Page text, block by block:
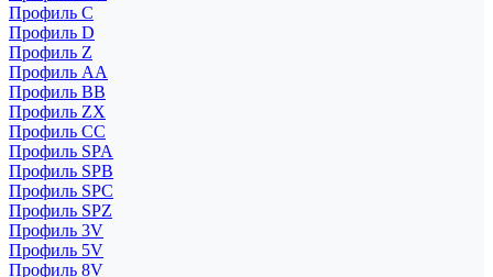
Профиль C
Профиль D
Профиль Z
Профиль АА
Профиль BB
Профиль ZX
Профиль CC
Профиль SPA
Профиль SPB
Профиль SPC
Профиль SPZ
Профиль 3V
Профиль 5V
Профиль 8V